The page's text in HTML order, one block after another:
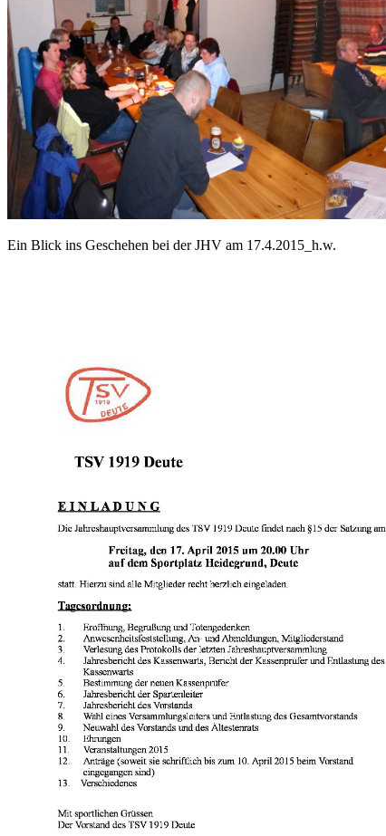
Ein Blick ins Geschehen bei der JHV am 17.4.2015_h.w.